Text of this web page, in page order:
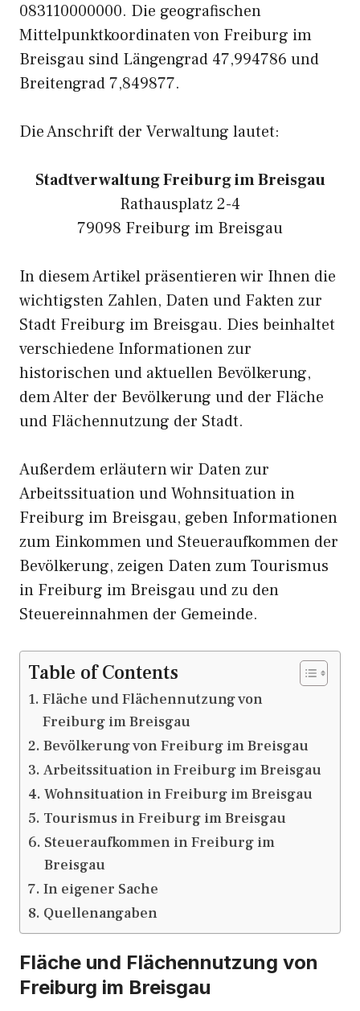
083110000000. Die geografischen
Mittelpunktkoordinaten von Freiburg im
Breisgau sind Längengrad 47,994786 und
Breitengrad 7,849877.
Die Anschrift der Verwaltung lautet:
Stadtverwaltung Freiburg im Breisgau
Rathausplatz 2-4
79098 Freiburg im Breisgau
In diesem Artikel präsentieren wir Ihnen die
wichtigsten Zahlen, Daten und Fakten zur
Stadt Freiburg im Breisgau. Dies beinhaltet
verschiedene Informationen zur
historischen und aktuellen Bevölkerung,
dem Alter der Bevölkerung und der Fläche
und Flächennutzung der Stadt.
Außerdem erläutern wir Daten zur
Arbeitssituation und Wohnsituation in
Freiburg im Breisgau, geben Informationen
zum Einkommen und Steueraufkommen der
Bevölkerung, zeigen Daten zum Tourismus
in Freiburg im Breisgau und zu den
Steuereinnahmen der Gemeinde.
Table of Contents
Fläche und Flächennutzung von
Freiburg im Breisgau
Bevölkerung von Freiburg im Breisgau
Arbeitssituation in Freiburg im Breisgau
Wohnsituation in Freiburg im Breisgau
Tourismus in Freiburg im Breisgau
Steueraufkommen in Freiburg im
Breisgau
In eigener Sache
Quellenangaben
Fläche und Flächennutzung von
Freiburg im Breisgau